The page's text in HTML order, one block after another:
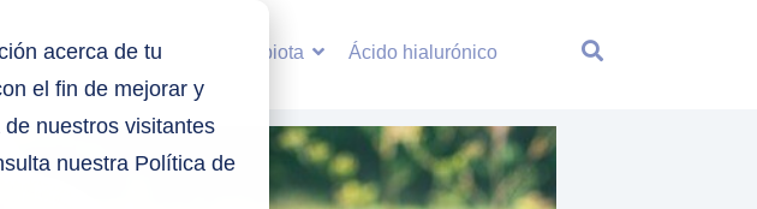
acerca de tu
el fin de mejorar y
nuestros visitantes
nuestra Política de
Probióticos/Microbiota Ácido hialurónico